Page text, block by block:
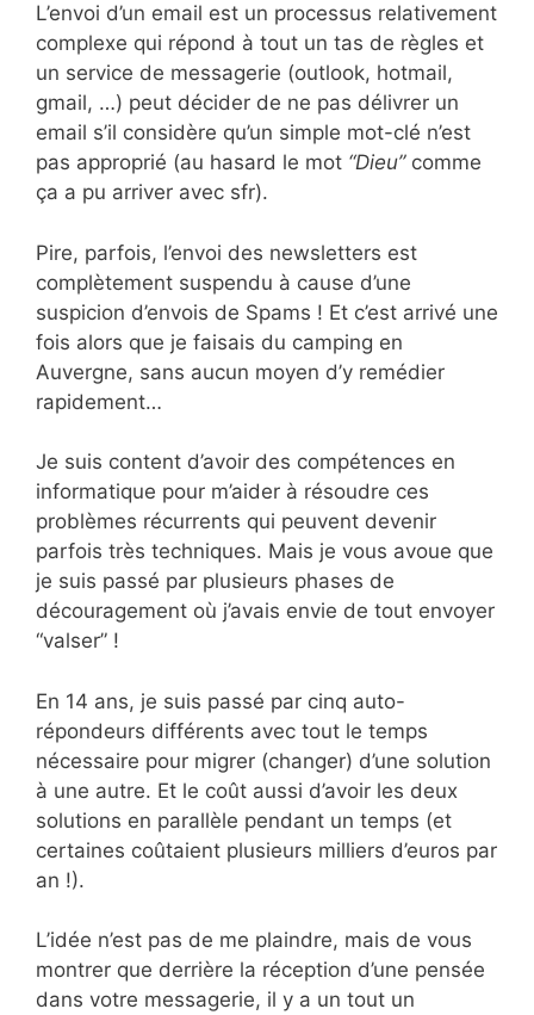
L’envoi d’un email est un processus relativement
complexe qui répond à tout un tas de règles et
un service de messagerie (outlook, hotmail,
gmail, …) peut décider de ne pas délivrer un
email s’il considère qu’un simple mot-clé n’est
pas approprié (au hasard le mot “Dieu”comme
ça a pu arriver avec sfr).
Pire, parfois, l’envoi des newsletters est
complètement suspendu à cause d’une
suspicion d’envois de Spams ! Et c’est arrivé une
fois alors que je faisais du camping en
Auvergne, sans aucun moyen d’y remédier
rapidement…
Je suis content d’avoir des compétences en
informatique pour m’aider à résoudre ces
problèmes récurrents qui peuvent devenir
parfois très techniques. Mais je vous avoue que
je suis passé par plusieurs phases de
découragement où j’avais envie de tout envoyer
“valser” !
En 14 ans, je suis passé par cinq auto-
répondeurs différents avec tout le temps
nécessaire pour migrer (changer) d’une solution
à une autre. Et le coût aussi d’avoir les deux
solutions en parallèle pendant un temps (et
certaines coûtaient plusieurs milliers d’euros par
an !).
L’idée n’est pas de me plaindre, mais de vous
montrer que derrière la réception d’une pensée
dans votre messagerie, il y a un tout un